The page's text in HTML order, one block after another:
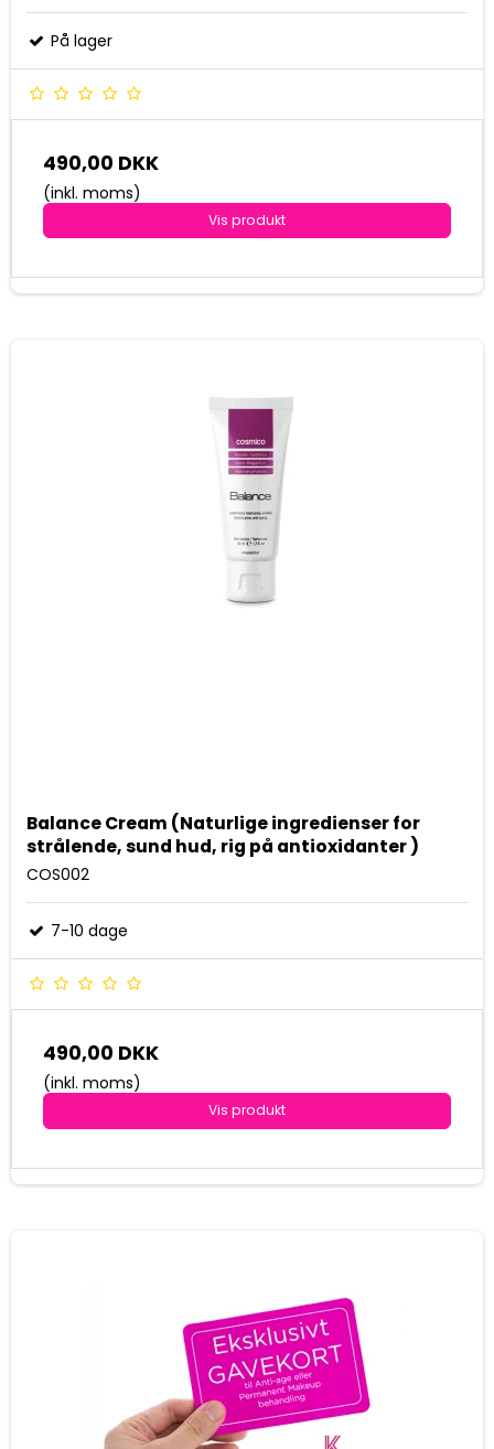
På lager
490,00 DKK
(inkl. moms)
Vis produkt
Balance Cream (Naturlige ingredienser for
strålende, sund hud, rig på antioxidanter )
COS002
7-10 dage
490,00 DKK
(inkl. moms)
Vis produkt